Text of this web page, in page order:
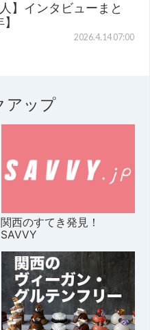
】インタビューまと
2026.4.14 07:00
アップ
関西のすてき発見！
SAVVY